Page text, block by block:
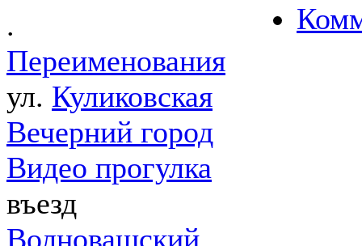
.
Переименования
ул. Куликовская
Вечерний город
Видео прогулка
въезд
Волновашский